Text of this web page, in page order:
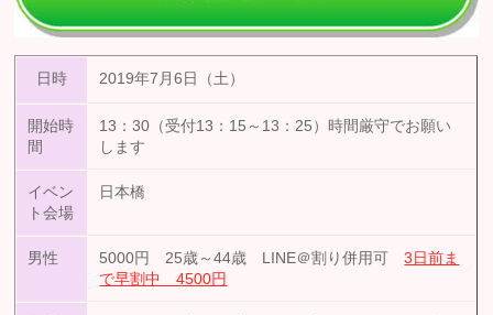
日時 2019年7月6日（土）
開始時
間
13：30（受付13：15～13：25）時間厳守でお願い
します
イベン
ト会場
日本橋
男性 5000円 25歳～44歳 LINE＠割り併用可3日前ま
で早割中 4500円